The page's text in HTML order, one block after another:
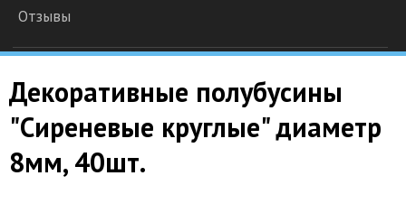
Отзывы
Декоративные полубусины
"Сиреневые круглые" диаметр
8мм, 40шт.